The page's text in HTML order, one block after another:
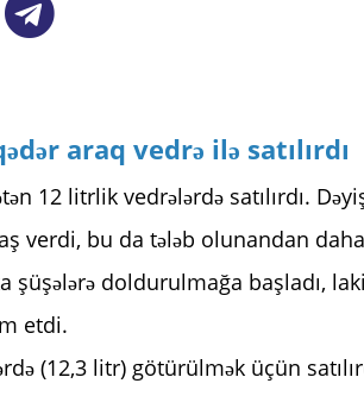
araq vedrə ilə satılırdı
12 litrlik vedrələrdə satılırdı.
verdi, bu da tələb olunandan
şüşələrə doldurulmağa başladı,
etdi.
(12,3 litr) götürülmək üçün